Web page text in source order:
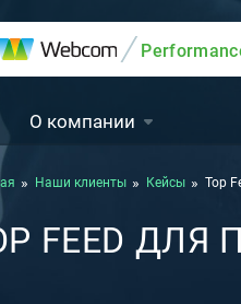
О компании
Наши клиенты Кейсы Top
FEED